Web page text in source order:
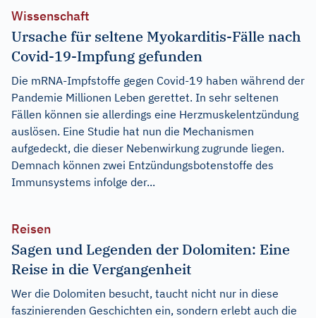
Wissenschaft
Ursache für seltene Myokarditis-Fälle nach
Covid-19-Impfung gefunden
Die mRNA-Impfstoffe gegen Covid-19 haben während der
Pandemie Millionen Leben gerettet. In sehr seltenen
Fällen können sie allerdings eine Herzmuskelentzündung
auslösen. Eine Studie hat nun die Mechanismen
aufgedeckt, die dieser Nebenwirkung zugrunde liegen.
Demnach können zwei Entzündungsbotenstoffe des
Immunsystems infolge der...
Reisen
Sagen und Legenden der Dolomiten: Eine
Reise in die Vergangenheit
Wer die Dolomiten besucht, taucht nicht nur in diese
faszinierenden Geschichten ein, sondern erlebt auch die